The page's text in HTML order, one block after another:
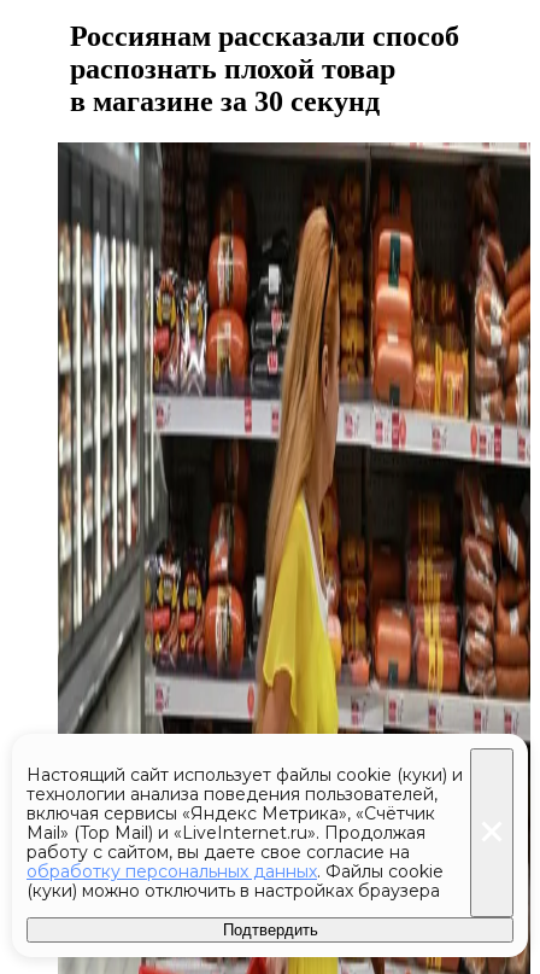
Россиянам рассказали способ
распознать плохой товар
в магазине за 30 секунд
Настоящий сайт использует файлы cookie (куки) и
технологии анализа поведения пользователей,
включая сервисы «Яндекс Метрика», «Счётчик
Mail» (Top Mail) и «LiveInternet.ru». Продолжая
работу с сайтом, вы даете свое согласие на
обработку персональных данных. Файлы cookie
(куки) можно отключить в настройках браузера
Подтвердить